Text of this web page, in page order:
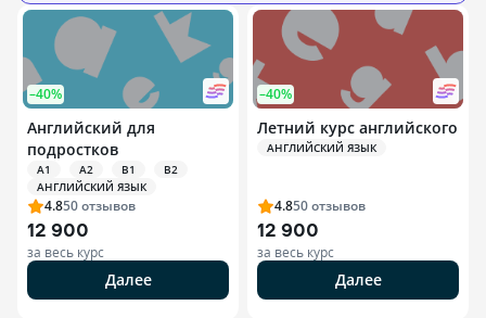
–40%
Английский для
подростков
A1 A2 B1
B2
АНГЛИЙСКИЙ ЯЗЫК
4.850отзывов
12 900
за весь курс
Далее
–40%
Летний курс английского
АНГЛИЙСКИЙ ЯЗЫК
4.850отзывов
12 900
за весь курс
Далее